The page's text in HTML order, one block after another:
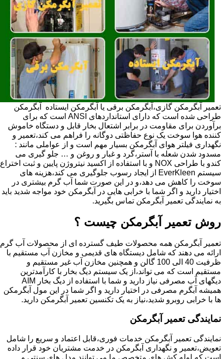
تعمیر آبگرمکن گازی،آبگرمکن برقی یا آبگرمکن ایستاده ​ آبگرمکن
طراحی شده است که دارای استانداردهای ANSI است که برای
برآوردن برای مقاومت در برابر اشتعال بخار قابل و دستگاه خاموش
کننده هوا سوخت یک نوع حفاظتی دوگانه را فراهم می کند،تعمیر و
نگهداری فیلتر هوای آبگرمکن بسیار مهم است و از عواملی مانند :
مسدود شدن شعله با آستر،گرد و غبار و روغن و … جلو گیری می
کندو با طراحی NOX و با استفاده از اکسید نیتروژن پایین و ثبت اختراع
سیستم EverKleen از ایجاد رسوب جلوگیری می کند،هزینه های
سوخت را کاهش می دهد،و در این صورت شما آب گرم بیشتری در
اختیار دارید و اگر شما با خرابی هایی در آبگرمکن خود مواجه شدید باید
به نمایندگی تعمیر آبگرمکن تماس بگیرید.
روش تعمیر آبگرمکن چیست ؟
تعمیر آبگرمکن همه محصولات طیف گسترده ای از محصولات آب گرم
ارائه می دهند که شامل دیستگاه های قدیمی و مخازن آب مستقیم با
ظرفیت 40 الی 100 گالن و همچنین مخازن آب غیر مستقیم و
مستقیم است که می تواند،از یک سیستم دیگ بخار با کارآمدترین
دیگهای آب مصرفی نیاز دارید و شما با استفاده از دیگ بخار AIM
همیشه آبگرم مصرفی در اختیار دارید و اگر شما در این مول آبگرمکن
ها با خرابی روبرو شدید،نیاز به یک تکنسین تعمیر آبگرمکن دارید.
نمایندگی تعمیر آبگرمکن
نمایندگی تعمیر آبگرمکن خدمات فوری،قابل اعتماد و سریع را شامل
تعویض،تعمیر و نگهداری آبگرمکن در خدمت مشتریان خود قرار داده
است که لوله کش های متخصص ما می توانند مدل های سنتی و